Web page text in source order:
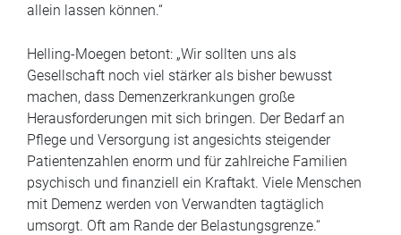
allein lassen können.“
Helling-Moegen betont: „Wir sollten uns als
Gesellschaft noch viel stärker als bisher bewusst
machen, dass Demenzerkrankungen große
Herausforderungen mit sich bringen. Der Bedarf an
Pflege und Versorgung ist angesichts steigender
Patientenzahlen enorm und für zahlreiche Familien
psychisch und finanziell ein Kraftakt. Viele Menschen
mit Demenz werden von Verwandten tagtäglich
umsorgt. Oft am Rande der Belastungsgrenze.“